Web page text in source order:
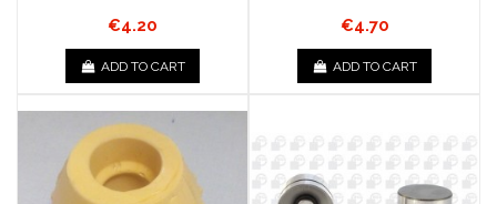
€4.20
ADD TO CART
€4.70
ADD TO CART